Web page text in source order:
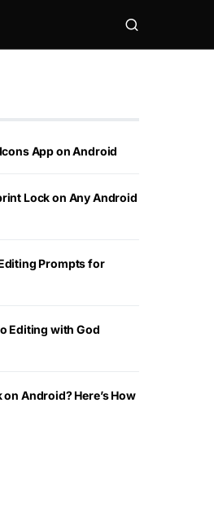
App on Android
Lock on Any Android
Prompts for
Editing with God
Android? Here’s How